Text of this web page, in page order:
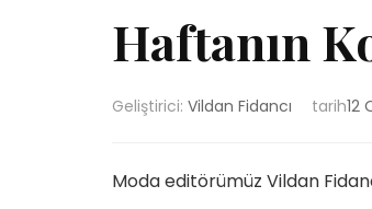
Haftanın
Geliştirici: Vildan Fidancı tarih12
Moda editörümüz Vildan